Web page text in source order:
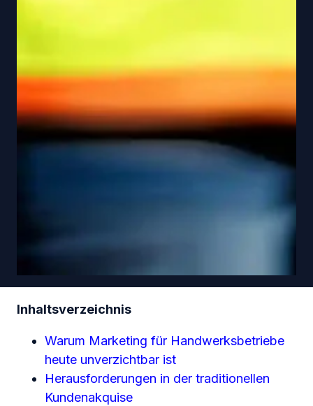
Inhaltsverzeichnis
Warum Marketing für Handwerksbetriebe
heute unverzichtbar ist
Herausforderungen in der traditionellen
Kundenakquise